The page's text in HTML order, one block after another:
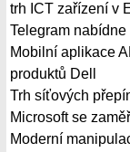
trh ICT zařízení v
Telegram
Mobilní aplikace
produktů Dell
Trh síťových
Microsoft se
Moderní